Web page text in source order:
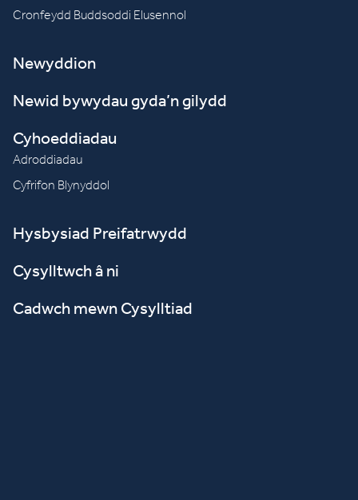
Cronfeydd Buddsoddi Elusennol
Newyddion
Newid bywydau gyda’n gilydd
Cyhoeddiadau
Adroddiadau
Cyfrifon Blynyddol
Hysbysiad Preifatrwydd
Cysylltwch â ni
Cadwch mewn Cysylltiad